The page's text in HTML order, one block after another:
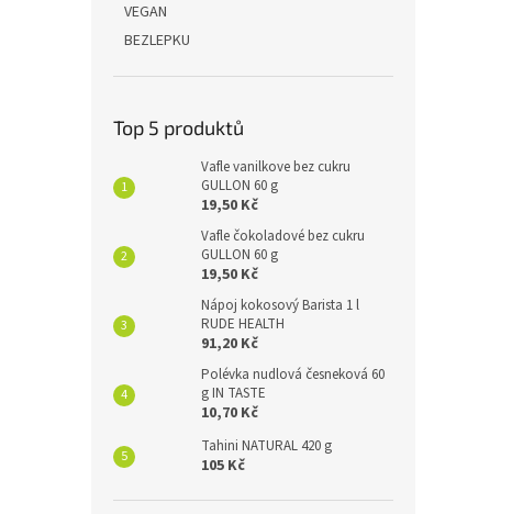
VEGAN
BEZLEPKU
Top 5 produktů
Vafle vanilkove bez cukru
GULLON 60 g
19,50 Kč
Vafle čokoladové bez cukru
GULLON 60 g
19,50 Kč
Nápoj kokosový Barista 1 l
RUDE HEALTH
91,20 Kč
Polévka nudlová česneková 60
g IN TASTE
10,70 Kč
Tahini NATURAL 420 g
105 Kč